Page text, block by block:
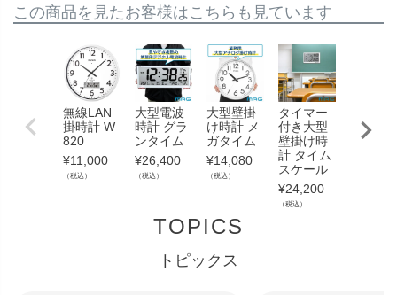
この商品を見たお客様はこちらも見ています
無線LAN
掛時計 W
820
¥11,000
（税込）
大型電波
時計 グラ
ンタイム
¥26,400
（税込）
大型壁掛
け時計 メ
ガタイム
¥14,080
（税込）
タイマー
付き大型
壁掛け時
計 タイム
スケール
¥24,200
（税込）
時計 ビ
ョン
TOPICS
トピックス